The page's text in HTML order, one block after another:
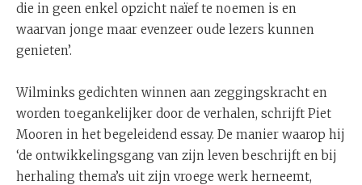
die in geen enkel opzicht naïef te noemen is en
waarvan jonge maar evenzeer oude lezers kunnen
genieten’.
Wilminks gedichten winnen aan zeggingskracht en
worden toegankelijker door de verhalen, schrijft Piet
Mooren in het begeleidend essay. De manier waarop hij
‘de ontwikkelingsgang van zijn leven beschrijft en bij
herhaling thema’s uit zijn vroege werk herneemt,